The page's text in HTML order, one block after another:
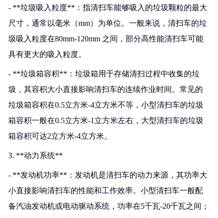
- **垃圾吸入粒度**：指清扫车能够吸入的垃圾颗粒的最大
尺寸，通常以毫米（mm）为单位。一般来说，清扫车的垃
圾吸入粒度在80mm-120mm 之间，部分高性能清扫车可能
具有更大的吸入粒度。
- **垃圾箱容积**：垃圾箱用于存储清扫过程中收集的垃
圾，其容积大小直接影响清扫车的连续作业时间。常见的
垃圾箱容积在0.5立方米-4立方米不等，小型清扫车的垃圾
箱容积一般在0.5立方米-1立方米左右，大型清扫车的垃圾
箱容积可达2立方米-4立方米。
3. **动力系统**
- **发动机功率**：发动机是清扫车的动力来源，其功率大
小直接影响清扫车的性能和工作效率。小型清扫车一般配
备汽油发动机或电动驱动系统，功率在5千瓦-20千瓦之间；